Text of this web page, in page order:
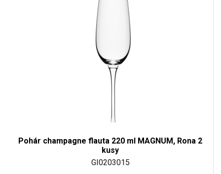
Pohár champagne flauta 220 ml MAGNUM, Rona 2
kusy
GI0203015